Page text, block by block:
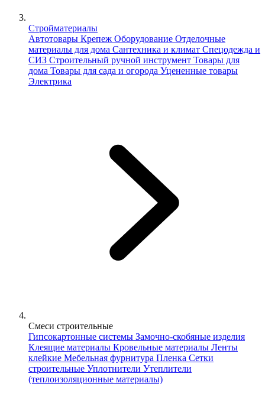
Стройматериалы
Автотовары Крепеж Оборудование Отделочные
материалы для дома Сантехника и климат Спецодежда и
СИЗ Строительный ручной инструмент Товары для
дома Товары для сада и огорода Уцененные товары
Электрика
Смеси строительные
Гипсокартонные системы Замочно-скобяные изделия
Клеящие материалы Кровельные материалы Ленты
клейкие Мебельная фурнитура Пленка Сетки
строительные Уплотнители Утеплители
(теплоизоляционные материалы)